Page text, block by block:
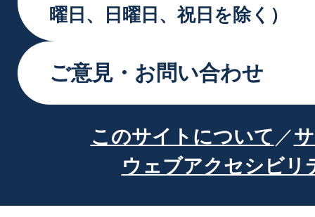
曜日、日曜日、祝日を除く）
ご意見・お問い合わせ
このサイトについて
ウェブアクセシビリ